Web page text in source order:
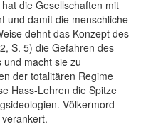
die Gesellschaften mit
und damit die menschliche
dehnt das Konzept des
S. 5) die Gefahren des
und macht sie zu
der totalitären Regime
Hass-Lehren die Spitze
Völkermord